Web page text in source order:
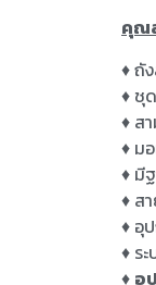
คุณ
♦ ถั
♦ ชุ
♦ ส
♦ ม
♦ มี
♦ ส
♦ อุ
♦ ร
♦ อุ